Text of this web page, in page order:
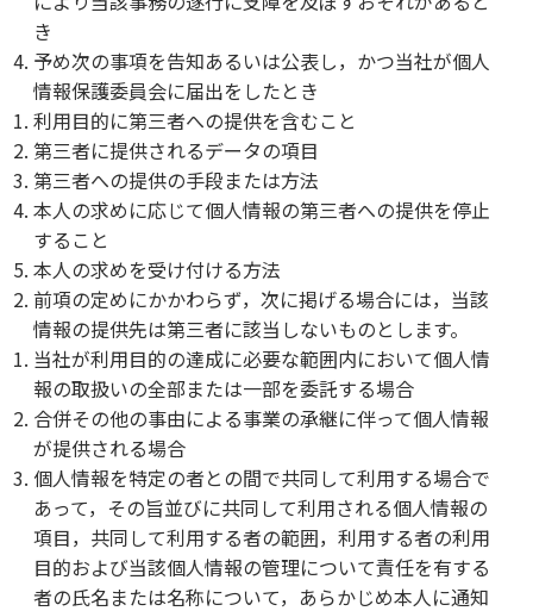
き
予め次の事項を告知あるいは公表し，かつ当社が個人
情報保護委員会に届出をしたとき
利用目的に第三者への提供を含むこと
第三者に提供されるデータの項目
第三者への提供の手段または方法
本人の求めに応じて個人情報の第三者への提供を停止
すること
本人の求めを受け付ける方法
前項の定めにかかわらず，次に掲げる場合には，当該
情報の提供先は第三者に該当しないものとします。
当社が利用目的の達成に必要な範囲内において個人情
報の取扱いの全部または一部を委託する場合
合併その他の事由による事業の承継に伴って個人情報
が提供される場合
個人情報を特定の者との間で共同して利用する場合で
あって，その旨並びに共同して利用される個人情報の
項目，共同して利用する者の範囲，利用する者の利用
目的および当該個人情報の管理について責任を有する
者の氏名または名称について，あらかじめ本人に通知